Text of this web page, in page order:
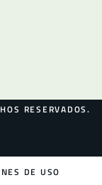
RESERVADOS.
DE USO